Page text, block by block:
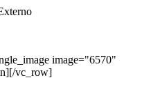
image="6570"
vc_row]